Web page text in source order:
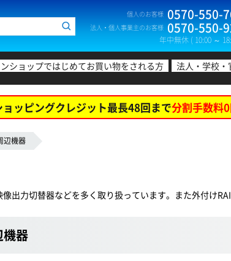
個人のお客様 0570-550-
法人・個人事業主のお客様 0570-550-
年中無休 ( 10:00 ～
ショップではじめてお買い物をされる方 法人・学校
ョッピングクレジット最長48回まで分割手数料
辺機器
出力切替器などを多く取り扱っています。また外付け
機器